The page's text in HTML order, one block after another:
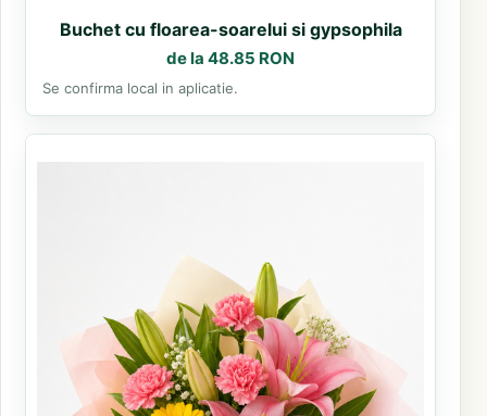
Buchet cu floarea-soarelui si gypsophila
de la 48.85 RON
Se confirma local in aplicatie.